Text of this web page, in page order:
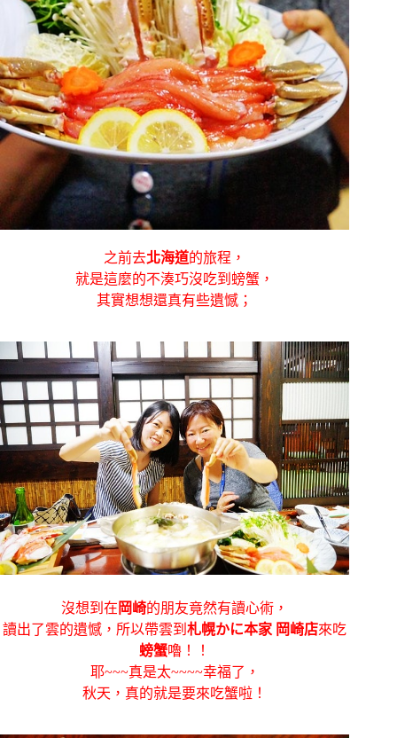
之前去北海道的旅程，
就是這麼的不湊巧沒吃到螃蟹，
其實想想還真有些遺憾；
沒想到在 岡崎的朋友竟然有讀心術，
讀出了雲的遺憾，所以帶雲到札幌かに本家 岡崎店來吃
螃蟹嚕！！
耶~~~真是太~~~~幸福了，
秋天，真的就是要來吃蟹啦！